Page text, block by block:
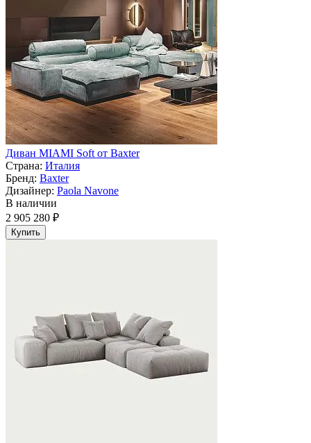
Диван MIAMI Soft от Baxter
Страна: Италия
Бренд: Baxter
Дизайнер: Paola Navone
В наличии
2 905 280 ₽
Купить